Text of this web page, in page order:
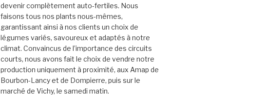
devenir complètement auto-fertiles. Nous
faisons tous nos plants nous-mêmes,
garantissant ainsi à nos clients un choix de
légumes variés, savoureux et adaptés à notre
climat. Convaincus de l’importance des circuits
courts, nous avons fait le choix de vendre notre
production uniquement à proximité, aux Amap de
Bourbon-Lancy et de Dompierre, puis sur le
marché de Vichy, le samedi matin.